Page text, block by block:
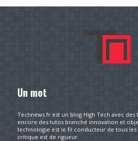
Un mot
Technews.fr est un blog High Tech avec des
encore des tutos branché innovation et
technologie est le fil conducteur de tous les
critique est de rigueur.